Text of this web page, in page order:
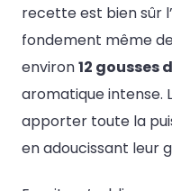
recette est bien sûr
fondement même
environ12 gousses
aromatique intense.
apporter toute la
en adoucissant leur